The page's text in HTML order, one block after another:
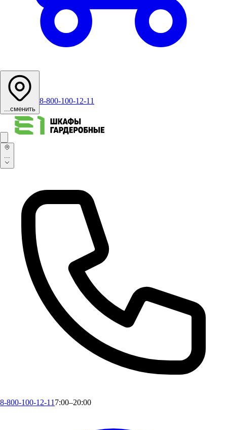
...сменить
8-800-100-12-11
...
8-800-100-12-11 7:00–20:00